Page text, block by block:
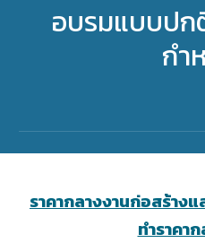
อบรมแบบป
กำ
ราคากลางงานก่อสร้าง
ทำราคา